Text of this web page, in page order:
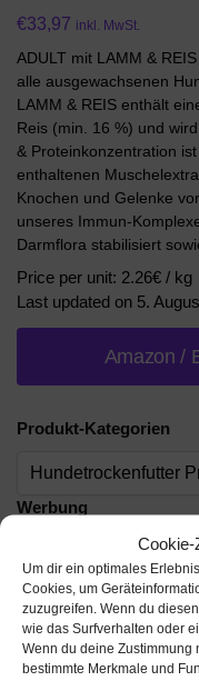
Cookie-
Um dir ein optimales
Cookies, um
zuzugreifen. Wenn du
wie das Surfverhalten oder
Wenn du deine Zustimmung
bestimmte Merkmale und
€33,97 inkl. MwSt.
ADULT mit LAMM &
alle ausgewachsenen
LAMM & REIS enthält
Reis (min. 16 %) und
& Proteinkonzentration
enthaltenen
Knochen und Gelenke
unseres Immun-
Darmflora stabilisiert
Price per unit: 2.26€ / kg
Last updated on 5.
Amazon /
Produkt-Kategorien
Werbung
Werbung
Werbung